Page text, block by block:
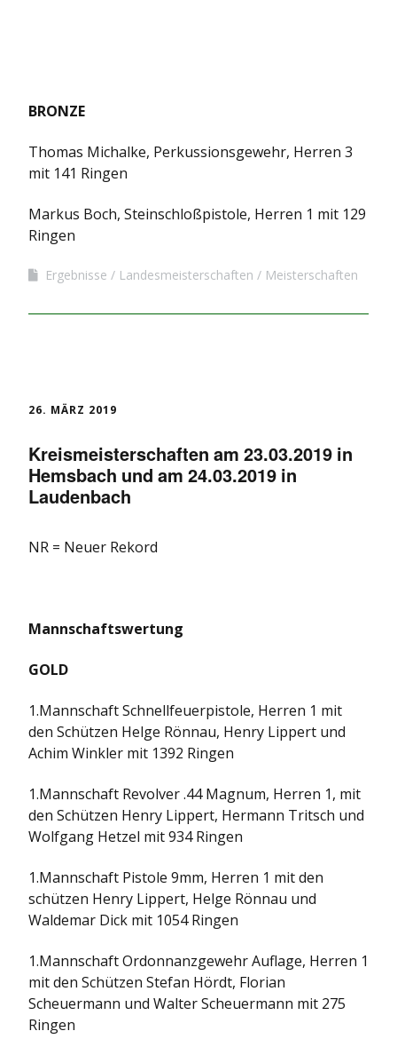
BRONZE
Thomas Michalke, Perkussionsgewehr, Herren 3
mit 141 Ringen
Markus Boch, Steinschloßpistole, Herren 1 mit 129
Ringen
Ergebnisse Landesmeisterschaften Meisterschaften
26. MÄRZ 2019
Kreismeisterschaften am 23.03.2019 in
Hemsbach und am 24.03.2019 in
Laudenbach
NR = Neuer Rekord
Mannschaftswertung
GOLD
1.Mannschaft Schnellfeuerpistole, Herren 1 mit
den Schützen Helge Rönnau, Henry Lippert und
Achim Winkler mit 1392 Ringen
1.Mannschaft Revolver .44 Magnum, Herren 1, mit
den Schützen Henry Lippert, Hermann Tritsch und
Wolfgang Hetzel mit 934 Ringen
1.Mannschaft Pistole 9mm, Herren 1 mit den
schützen Henry Lippert, Helge Rönnau und
Waldemar Dick mit 1054 Ringen
1.Mannschaft Ordonnanzgewehr Auflage, Herren 1
mit den Schützen Stefan Hördt, Florian
Scheuermann und Walter Scheuermann mit 275
Ringen